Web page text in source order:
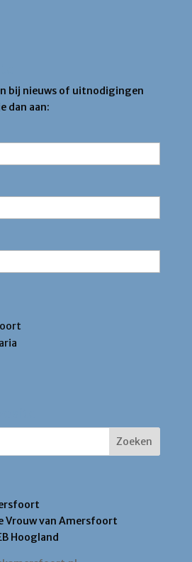
bij nieuws of uitnodigingen
dan aan:
Vrouw van Amersfoort
Hoogland